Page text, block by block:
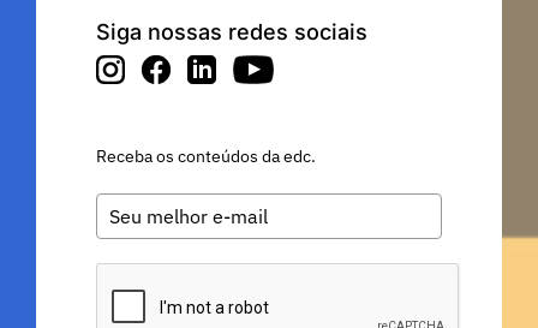
Siga nossas redes sociais
Receba os conteúdos da edc.